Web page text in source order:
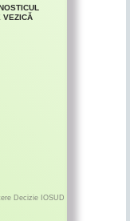
VEZICĂ
Decizie IOSUD